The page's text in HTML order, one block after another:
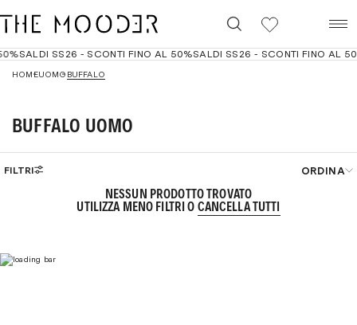
SALDI SS26 - SCONTI FINO AL 50%SALDI SS26 - SCONTI FINO AL
HOMEUOMO BUFFALO
BUFFALO UOMO
FILTRI ORDINA
Cancella
Best seller
NESSUN PRODOTTO TROVATO
UTILIZZA MENO FILTRI O CANCELLA TUTTI